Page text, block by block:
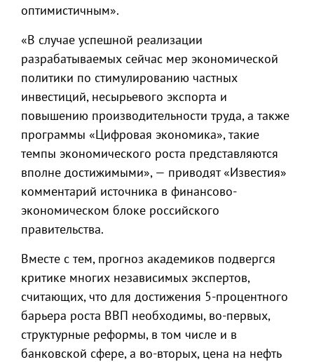
оптимистичным».
«В случае успешной реализации
разрабатываемых сейчас мер экономической
политики по стимулированию частных
инвестиций, несырьевого экспорта и
повышению производительности труда, а также
программы «Цифровая экономика», такие
темпы экономического роста представляются
вполне достижимыми», — приводят «Известия»
комментарий источника в финансово-
экономическом блоке российского
правительства.
Вместе с тем, прогноз академиков подвергся
критике многих независимых экспертов,
считающих, что для достижения 5-процентного
барьера роста ВВП необходимы, во-первых,
структурные реформы, в том числе и в
банковской сфере, а во-вторых, цена на нефть